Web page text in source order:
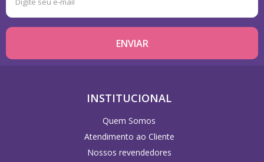
INSTITUCIONAL
Quem Somos
Atendimento ao Cliente
Nossos revendedores